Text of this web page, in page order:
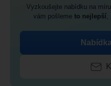
Vyzkoušejte nabídku na
vám pošleme to nejlepší,